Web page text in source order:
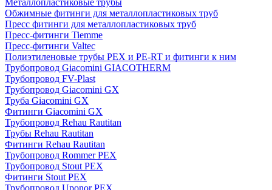
Обжимные фитинги для металлопластиковых труб
Пресс фитинги для металлопластиковых труб
Пресс-фитинги Tiemme
Пресс-фитинги Valtec
Полиэтиленовые трубы PEX и PE-RT и фитинги к ним
Трубопровод Giacomini GIACOTHERM
Трубопровод FV-Plast
Трубопровод Giacomini GX
Труба Giacomini GX
Фитинги Giacomini GX
Трубопровод Rehau Rautitan
Трубы Rehau Rautitan
Фитинги Rehau Rautitan
Трубопровод Rommer PEX
Трубопровод Stout PEX
Фитинги Stout PEX
Трубопровод Uponor PEX